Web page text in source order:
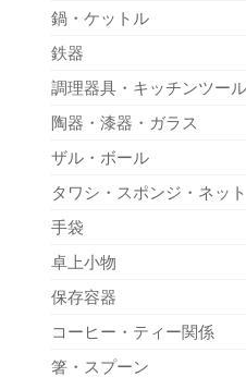
鍋・ケットル
鉄器
調理器具・キッチンツール
陶器・漆器・ガラス
ザル・ボール
タワシ・スポンジ・ネット
手袋
卓上小物
保存容器
コーヒー・ティー関係
箸・スプーン